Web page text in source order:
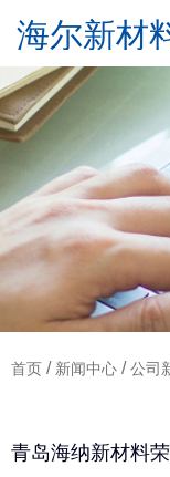
首页 / 新闻中心 /公司
青岛海纳新材料